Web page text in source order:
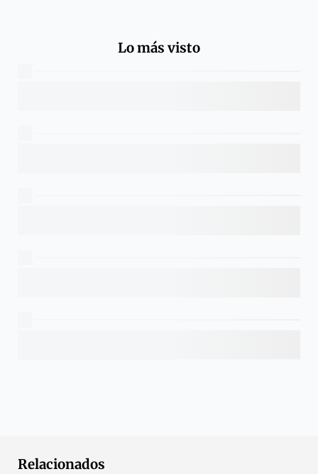
Lo más visto
Relacionados